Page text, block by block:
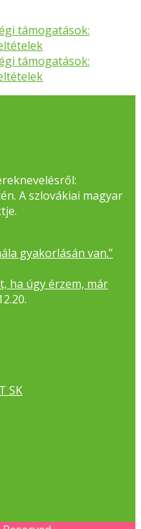
támogatások:
támogatások:
A szlovákiai magyar
gyakorlásán van.”
ha úgy érzem, már